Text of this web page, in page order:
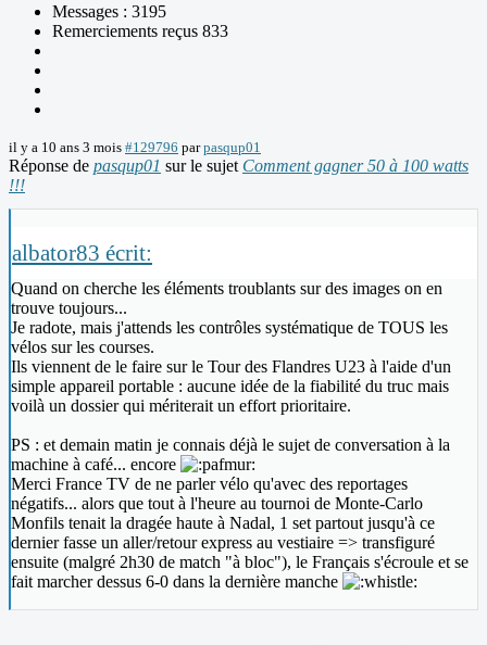
Messages : 3195
Remerciements reçus 833
il y a 10 ans 3 mois #129796 parpasqup01
Réponse de pasqup01 sur le sujet Comment gagner 50 à 100 watts
!!!
albator83 écrit:
Quand on cherche les éléments troublants sur des images on en
trouve toujours...
Je radote, mais j'attends les contrôles systématique de TOUS les
vélos sur les courses.
Ils viennent de le faire sur le Tour des Flandres U23 à l'aide d'un
simple appareil portable : aucune idée de la fiabilité du truc mais
voilà un dossier qui mériterait un effort prioritaire.
PS : et demain matin je connais déjà le sujet de conversation à la
machine à café... encore
Merci France TV de ne parler vélo qu'avec des reportages
négatifs... alors que tout à l'heure au tournoi de Monte-Carlo
Monfils tenait la dragée haute à Nadal, 1 set partout jusqu'à ce
dernier fasse un aller/retour express au vestiaire => transfiguré
ensuite (malgré 2h30 de match "à bloc"), le Français s'écroule et se
fait marcher dessus 6-0 dans la dernière manche